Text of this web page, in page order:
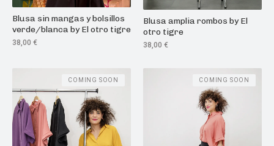
Blusa sin mangas y bolsillos
verde/blanca by El otro tigre
38,00 €
Blusa amplia rombos by El
otro tigre
38,00 €
COMING SOON COMING SOON